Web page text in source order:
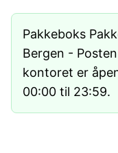
Pakkeboks
Bergen -
kontoret er
00:00 til 23:59.